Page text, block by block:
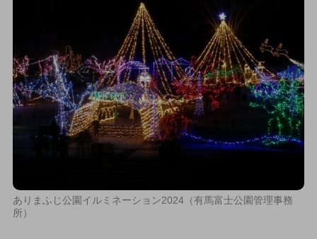
ありまふじ公園イルミネーション2024（有馬富士公園管理事務
所）